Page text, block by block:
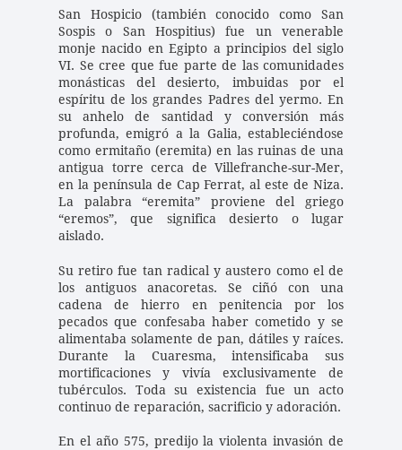
San Hospicio (también conocido como San
Sospis o San Hospitius) fue un venerable
monje nacido en Egipto a principios del siglo
VI. Se cree que fue parte de las comunidades
monásticas del desierto, imbuidas por el
espíritu de los grandes Padres del yermo. En
su anhelo de santidad y conversión más
profunda, emigró a la Galia, estableciéndose
como ermitaño (eremita) en las ruinas de una
antigua torre cerca de Villefranche-sur-Mer,
en la península de Cap Ferrat, al este de Niza.
La palabra “eremita” proviene del griego
“eremos”, que significa desierto o lugar
aislado.
Su retiro fue tan radical y austero como el de
los antiguos anacoretas. Se ciñó con una
cadena de hierro en penitencia por los
pecados que confesaba haber cometido y se
alimentaba solamente de pan, dátiles y raíces.
Durante la Cuaresma, intensificaba sus
mortificaciones y vivía exclusivamente de
tubérculos. Toda su existencia fue un acto
continuo de reparación, sacrificio y adoración.
En el año 575, predijo la violenta invasión de